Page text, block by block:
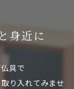
身近に
具で
り入れてみませ